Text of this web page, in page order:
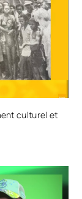
culturel et